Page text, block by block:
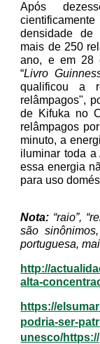
Após
densidade de
mais de 250
ano, e em 28
“Livro
qualificou a
relâmpagos",
de Kifuka no
relâmpagos
minuto, a
iluminar toda a
essa energia
para uso
Nota: “raio”,
são
portuguesa,
http://
alta-
https://
podria-ser-
unesco/